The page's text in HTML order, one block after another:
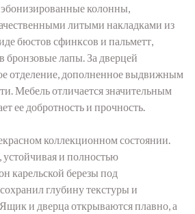
колонны,
литыми накладками из
бюстов сфинксов и пальметт,
бронзовые лапы. За дверцей
отделение, дополненное выдвижным
Мебель отличается значительным
ее добротность и прочность.
коллекционном состоянии.
и полностью
карельской березы под
глубину текстуры и
и дверца открываются плавно, а